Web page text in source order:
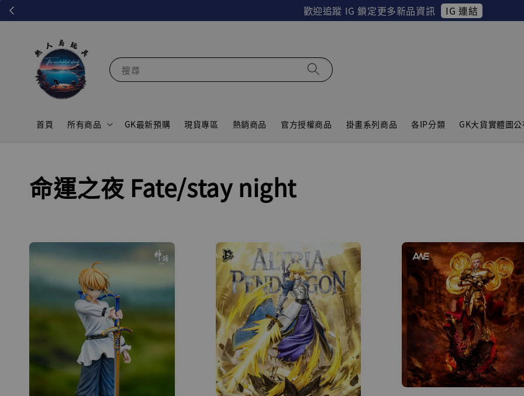
歡迎追蹤 IG 鎖定更多新品資訊 IG 連結
搜尋
首頁 所有商品 GK最新預購 現貨專區 熱銷商品 官方授權商品 掛畫系列商品 各IP分類 GK大貨實體圖
命運之夜 Fate/stay night